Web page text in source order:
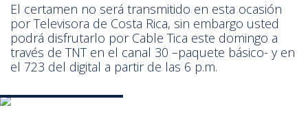
El certamen no será transmitido en esta ocasión
por Televisora de Costa Rica, sin embargo usted
podrá disfrutarlo por Cable Tica este domingo a
través de TNT en el canal 30 –paquete básico- y en
el 723 del digital a partir de las 6 p.m.